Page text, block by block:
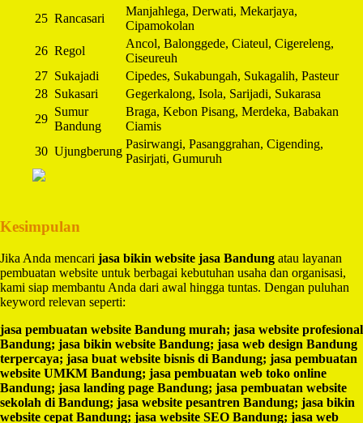
25 Rancasari
Manjahlega, Derwati, Mekarjaya,
Cipamokolan
26 Regol
Ancol, Balonggede, Ciateul, Cigereleng,
Ciseureuh
27 Sukajadi
Cipedes, Sukabungah, Sukagalih, Pasteur
28 Sukasari
Gegerkalong, Isola, Sarijadi, Sukarasa
29
Sumur
Bandung
Braga, Kebon Pisang, Merdeka, Babakan
Ciamis
30 Ujungberung
Pasirwangi, Pasanggrahan, Cigending,
Pasirjati, Gumuruh
Kesimpulan
Jika Anda mencari jasa bikin website jasa Bandung atau layanan
pembuatan website untuk berbagai kebutuhan usaha dan organisasi,
kami siap membantu Anda dari awal hingga tuntas. Dengan puluhan
keyword relevan seperti:
jasa pembuatan website Bandung murah; jasa website profesional
Bandung; jasa bikin website Bandung; jasa web design Bandung
terpercaya; jasa buat website bisnis di Bandung; jasa pembuatan
website UMKM Bandung; jasa pembuatan web toko online
Bandung; jasa landing page Bandung; jasa pembuatan website
sekolah di Bandung; jasa website pesantren Bandung; jasa bikin
website cepat Bandung; jasa website SEO Bandung; jasa web